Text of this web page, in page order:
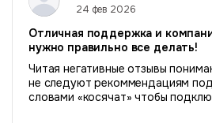
24 фев 2026
Отличная поддержка и
нужно правильно все делать!
Читая негативные отзывы
не следуют рекоммендациям
словами «косячат» чтобы